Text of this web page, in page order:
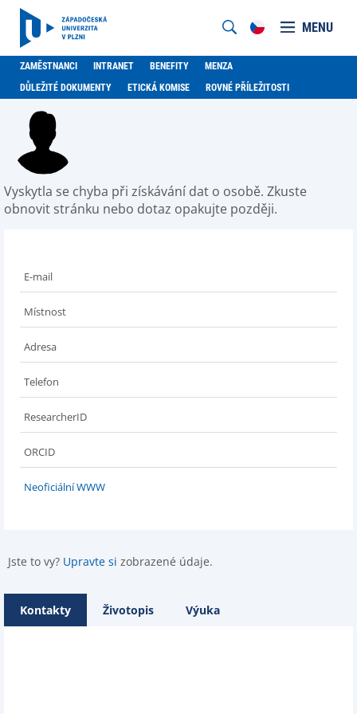
MENU
ZAMĚSTNANCI INTRANET BENEFITY
MENZA
DŮLEŽITÉ DOKUMENTY
ETICKÁ KOMISE ROVNÉ PŘÍLEŽITOSTI
Vyskytla se chyba při získávání dat o osobě. Zkuste
obnovit stránku nebo dotaz opakujte později.
E-mail
Místnost
Adresa
Telefon
ResearcherID
ORCID
Neoficiální WWW
Jste to vy? Upravte si zobrazené údaje.
Kontakty Životopis Výuka